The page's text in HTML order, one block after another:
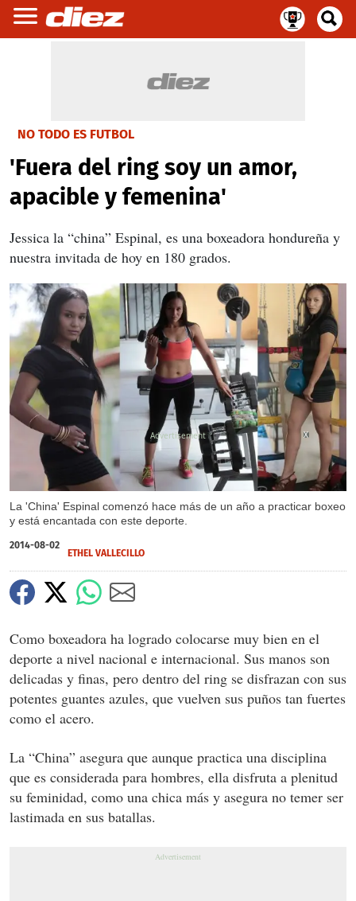
NO TODO ES FUTBOL
'Fuera del ring soy un amor,
apacible y femenina'
Jessica la “china” Espinal, es una boxeadora hondureña y
nuestra invitada de hoy en 180 grados.
La 'China' Espinal comenzó hace más de un año a practicar boxeo
y está encantada con este deporte.
X
2014-08-02
ETHEL VALLECILLO
Como boxeadora ha logrado colocarse muy bien en el
deporte a nivel nacional e internacional. Sus manos son
delicadas y finas, pero dentro del ring se disfrazan con sus
potentes guantes azules, que vuelven sus puños tan fuertes
como el acero.
La “China” asegura que aunque practica una disciplina
que es considerada para hombres, ella disfruta a plenitud
su feminidad, como una chica más y asegura no temer ser
lastimada en sus batallas.